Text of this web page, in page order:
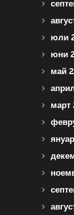
юли
юни
май
март